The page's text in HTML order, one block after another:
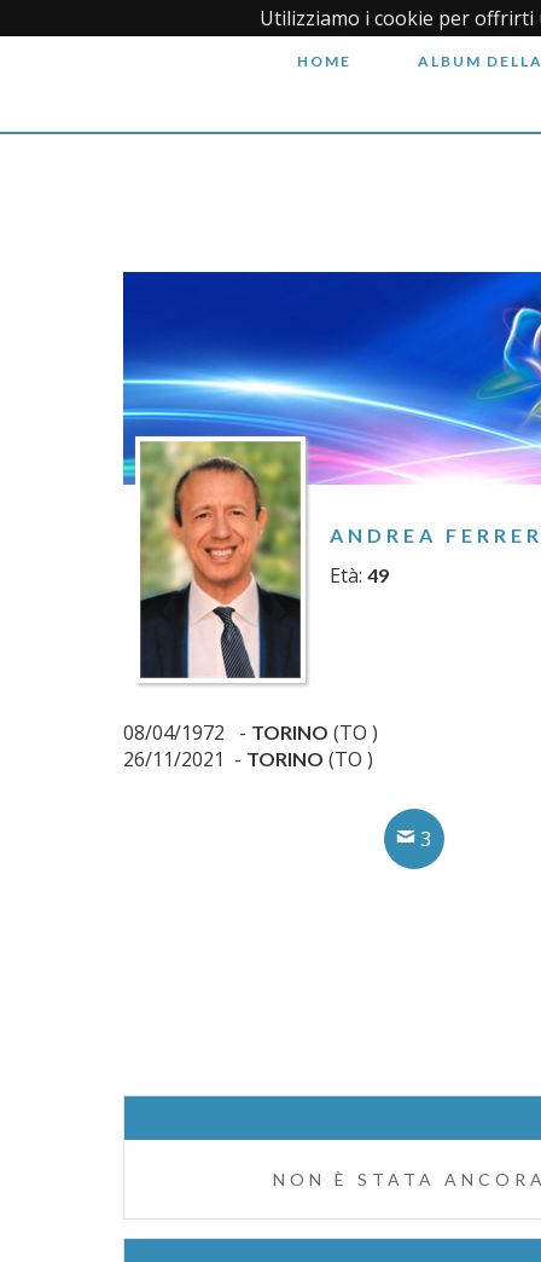
Utilizziamo i cookie per offrirti
HOME ALBUM
ANDREA
Età: 49
08/04/1972 - TORINO (TO )
26/11/2021 - TORINO (TO )
3
NON È STATA